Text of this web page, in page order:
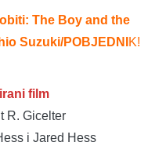
The Boy and the
Suzuki/POBJEDNI K!
film
R. Gicelter
i Jared Hess